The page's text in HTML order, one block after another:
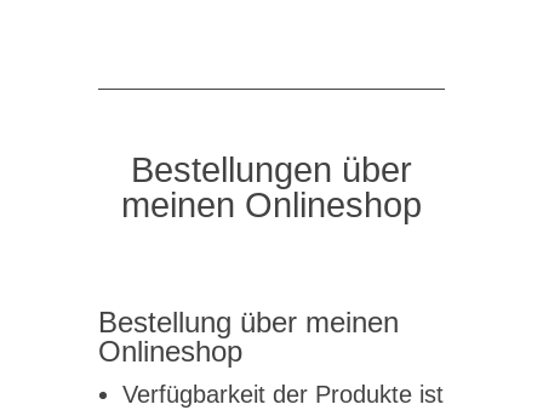
Bestellungen über
meinen Onlineshop
Bestellung über meinen
Onlineshop
Verfügbarkeit der Produkte ist